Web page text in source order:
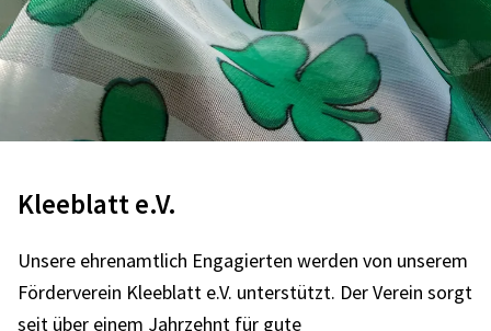
Kleeblatt e.V.
Unsere ehrenamtlich Engagierten werden von unserem
Förderverein Kleeblatt e.V. unterstützt. Der Verein sorgt
seit über einem Jahrzehnt für gute